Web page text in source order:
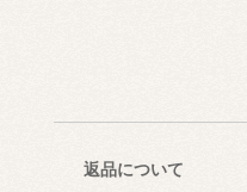
返品について